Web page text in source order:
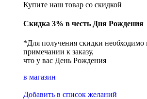
Купите наш товар со скидкой
Скидка 3% в честь Дня Рождения
*Для получения скидки необходимо
примечании к заказу,
что у вас День Рождения
в магазин
Добавить в список желаний